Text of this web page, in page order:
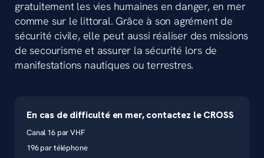
gratuitement les vies humaines en danger, en mer
comme sur le littoral. Grâce à son agrément de
sécurité civile, elle peut aussi réaliser des missions
de secourisme et assurer la sécurité lors de
manifestations nautiques ou terrestres.
En cas de difficulté en mer, contactez le CROSS
Canal 16 par VHF
196 par téléphone